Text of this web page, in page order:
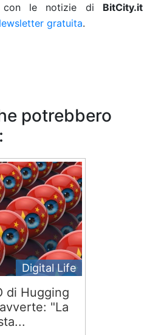
con le notizie di BitCity.it
gratuita.
potrebbero
Digital Life
di Hugging
"La